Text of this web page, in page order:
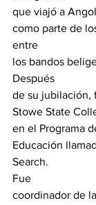
que viajó a
como parte de
entre
los bandos
Después
de su jubilación,
Stowe State
en el Programa
Educación
Search.
Fue
coordinador de